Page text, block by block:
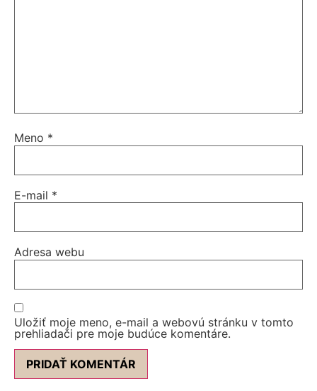
Meno *
E-mail *
Adresa webu
Uložiť moje meno, e-mail a webovú stránku v tomto
prehliadači pre moje budúce komentáre.